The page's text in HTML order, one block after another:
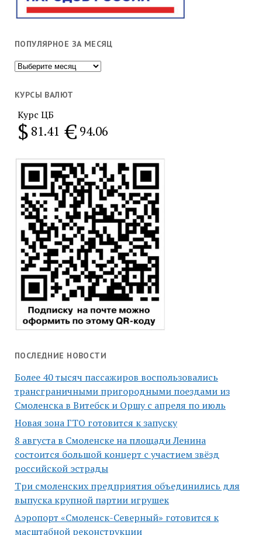
ПОПУЛЯРНОЕ ЗА МЕСЯЦ
Популярное
месяц
КУРСЫ ВАЛЮТ
Курс ЦБ
$ 81.41 € 94.06
ПОСЛЕДНИЕ НОВОСТИ
Более 40 тысяч пассажиров воспользовались
трансграничными пригородными поездами из
Смоленска в Витебск и Оршу с апреля по июль
Новая зона ГТО готовится к запуску
8 августа в Смоленске на площади Ленина
состоится большой концерт с участием звёзд
российской эстрады
Три смоленских предприятия объединились для
выпуска крупной партии игрушек
Аэропорт «Смоленск-Северный» готовится к
масштабной реконструкции